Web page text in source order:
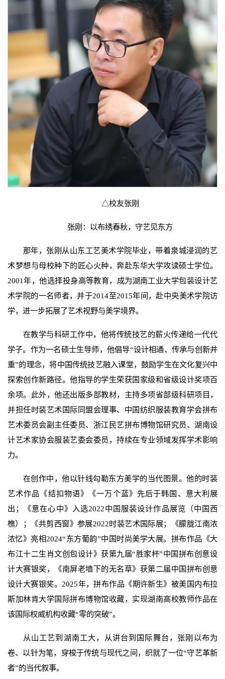
△校友张刚
张刚：以布绣春秋，守艺见东方
那年，张刚从山东工艺美术学院毕业，带着泉城浸润的艺
术梦想与母校种下的匠心火种，奔赴东华大学攻读硕士学位。
2001年，他选择投身高等教育，成为湖南工业大学包装设计艺
术学院的一名师者，并于2014至2015年间，赴中央美术学院访
学，进一步拓展了艺术视野与美学境界。
在教学与科研工作中，他将传统技艺的薪火传递给一代代
学子。作为一名硕士生导师，他倡导“设计相通、传承与创新并
重”的理念，将中国传统技艺融入课堂，鼓励学生在文化复兴中
探索创作新路径。他指导的学生荣获国家级和省级设计奖项百
余项。此外，他还出版多部教材，主持多项省部级科研项目，
并担任时装艺术国际同盟会理事、中国纺织服装教育学会拼布
艺术委员会副主任委员、浙江民艺拼布博物馆研究员、湖南设
计艺术家协会服装艺委会委员，持续在专业领域发挥学术影响
力。
在创作中，他以针线勾勒东方美学的当代图景。他的时装
艺术作品《结扣物语》《一万个蓝》先后于韩国、意大利展
出；《意在心中》入选2022中国服装设计作品展览（中国西
樵）；《共剪西窗》参展2022时装艺术国际展；《朦胧江南浓
浓忆》亮相2024“东方葡韵”中国时尚美学大展。拼布作品《大
布江十二生肖文创包设计》获第九届“胜家杯”中国拼布创意设
计大赛银奖，《南屏老墙下的无名草》获第二届中国拼布创意
设计大赛银奖。2025年，拼布作品《期许新生》被美国内布拉
斯加林肯大学国际拼布博物馆收藏，实现湖南高校教师作品在
该国际权威机构收藏“零的突破”。
从山工艺到湖南工大，从讲台到国际舞台，张刚以布为
卷、以针为笔，穿梭于传统与现代之间，织就了一位“守艺革新
者”的当代叙事。